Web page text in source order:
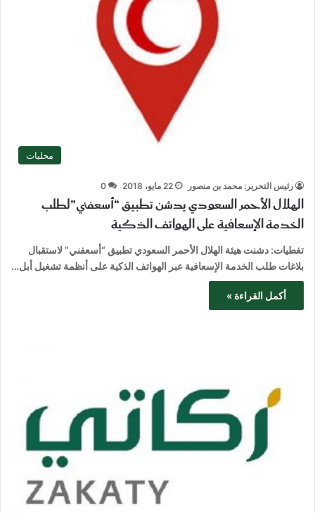
محليات
رئيس التحرير: محمد بن منصور 22 مايو، 2018 0
الهلال الأحمر السعودي يدشن تطبيق “أسعفني”لطلب
الخدمة الإسعافية على الهواتف الذكية
تغطيات: دشنت هيئة الهلال الأحمر السعودي تطبيق “أسعفني” لاستقبال
بلاغات طلب الخدمة الإسعافية عبر الهواتف الذكية على أنظمة تشغيل أبل…
أكمل القراءة »